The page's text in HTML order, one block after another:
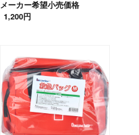
メーカー希望小売価格
1,200円